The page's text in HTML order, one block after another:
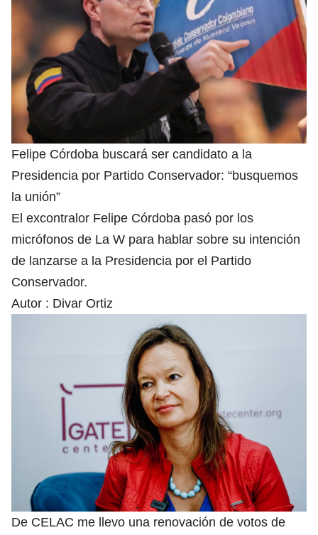
Felipe Córdoba buscará ser candidato a la
Presidencia por Partido Conservador: “busquemos
la unión”
El excontralor Felipe Córdoba pasó por los
micrófonos de La W para hablar sobre su intención
de lanzarse a la Presidencia por el Partido
Conservador.
Autor : Divar Ortiz
De CELAC me llevo una renovación de votos de